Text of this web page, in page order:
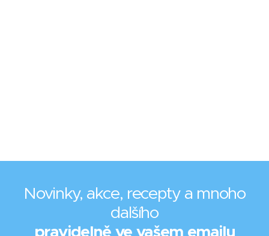
Novinky, akce, recepty a mnoho
dalšího
pravidelně ve vašem emailu